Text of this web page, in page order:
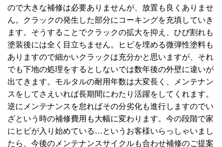
ので大きな補修は必要ありませんが、放置も良くありませ
ん。クラックの発生した部分にコーキングを充填していき
ます。そうすることでクラックの拡大を抑え、ひび割れも
塗装後には全く目立ちません。ヒビを埋める微弾性塗料も
ありますので細かいクラックは充分かと思いますが、それ
でも下地の処理をするとしないでは数年後の外壁に違いが
出てきます。モルタルの耐用年数は大変長く、メンテナン
スをしてさえいれば長期間にわたり活躍をしてくれます。
逆にメンテナンスを怠ればその分劣化も進行しますのでい
ざという時の補修費用も大幅に変わります。今の段階で家
にヒビが入り始めている…というお客様いらっしゃいまし
たら、今後のメンテナンスサイクルも合わせ補修のご提案